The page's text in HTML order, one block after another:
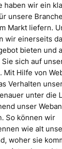
haben wir ein
unsere
Markt liefern.
wir einerseits
bieten und
sich auf
Mit Hilfe von
Verhalten
unter die
unser
So können wir
wie alt
woher sie